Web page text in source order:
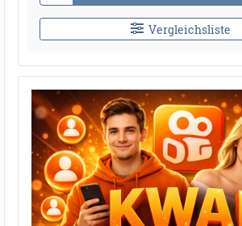
Vergleichsliste